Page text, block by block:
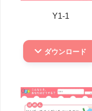
Y1-1
ダウンロード